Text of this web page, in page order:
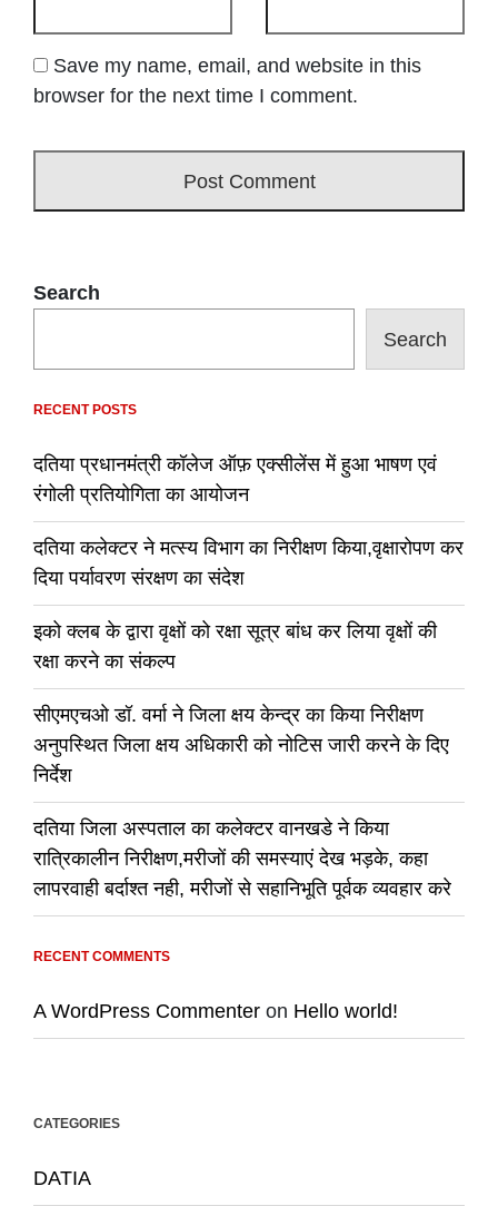
Save my name, email, and website in this
browser for the next time I comment.
Search
Search
RECENT POSTS
दतिया प्रधानमंत्री कॉलेज ऑफ़ एक्सीलेंस में हुआ भाषण एवं
रंगोली प्रतियोगिता का आयोजन
दतिया कलेक्टर ने मत्स्य विभाग का निरीक्षण किया,वृक्षारोपण कर
दिया पर्यावरण संरक्षण का संदेश
इको क्लब के द्वारा वृक्षों को रक्षा सूत्र बांध कर लिया वृक्षों की
रक्षा करने का संकल्प
सीएमएचओ डॉ. वर्मा ने जिला क्षय केन्द्र का किया निरीक्षण
अनुपस्थित जिला क्षय अधिकारी को नोटिस जारी करने के दिए
निर्देश
दतिया जिला अस्पताल का कलेक्टर वानखडे ने किया
रात्रिकालीन निरीक्षण,मरीजों की समस्याएं देख भड़के, कहा
लापरवाही बर्दाश्त नही, मरीजों से सहानिभूति पूर्वक व्यवहार करे
RECENT COMMENTS
A WordPress Commenter on Hello world!
CATEGORIES
DATIA